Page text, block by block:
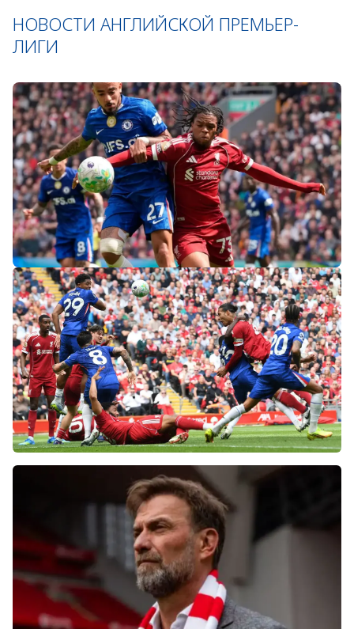
НОВОСТИ АНГЛИЙСКОЙ ПРЕМЬЕР-
ЛИГИ
«Слот не тот человек»: болельщики
«Ливерпуля» и «Челси» разнесли тренеров
после ничьей на «Энфилде»
Фанаты «Ливерпуля» шокированы
неспособностью команды обыграть нынешний